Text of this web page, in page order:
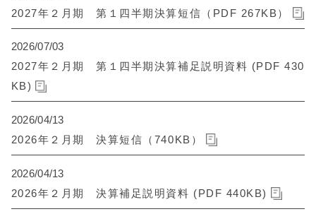
2027年２月期 第１四半期決算短信（PDF 267KB）
2026/07/03
2027年２月期 第１四半期決算補足説明資料 (PDF 430
KB)
2026/04/13
2026年２月期 決算短信（740KB）
2026/04/13
2026年２月期 決算補足説明資料 (PDF 440KB)